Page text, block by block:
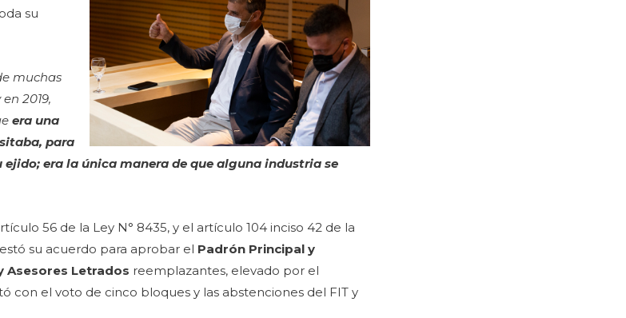
su
muchas
2019,
era una
para
era la única manera de que alguna industria se
56 de la Ley N° 8435, y el artículo 104 inciso 42 de la
su acuerdo para aprobar el Padrón Principal y
Asesores Letrados reemplazantes, elevado por el
con el voto de cinco bloques y las abstenciones del FIT y